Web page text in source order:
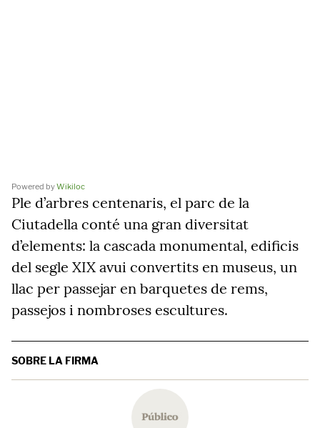
Powered byWikiloc
Ple d’arbres centenaris, el parc de la
Ciutadella conté una gran diversitat
d’elements: la cascada monumental, edificis
del segle XIX avui convertits en museus, un
llac per passejar en barquetes de rems,
passejos i nombroses escultures.
SOBRE LA FIRMA